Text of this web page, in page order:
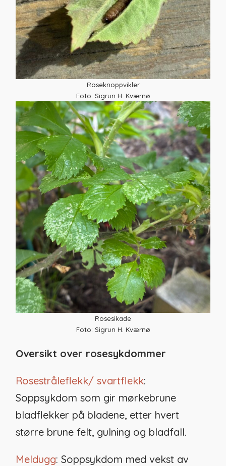
Roseknoppvikler
Foto: Sigrun H. Kværnø
Rosesikade
Foto: Sigrun H. Kværnø
Oversikt over rosesykdommer
Rosestråleflekk/ svartflekk:
Soppsykdom som gir mørkebrune
bladflekker på bladene, etter hvert
større brune felt, gulning og bladfall.
Meldugg: Soppsykdom med vekst av